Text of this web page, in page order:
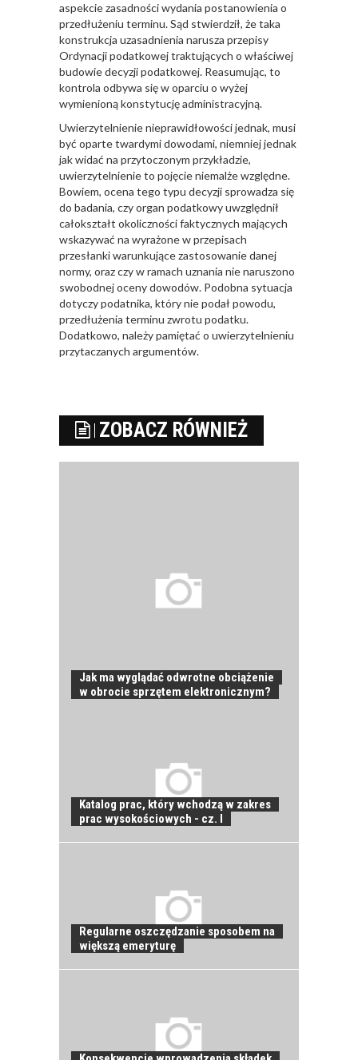
aspekcie zasadności wydania postanowienia o
przedłużeniu terminu. Sąd stwierdził, że taka
konstrukcja uzasadnienia narusza przepisy
Ordynacji podatkowej traktujących o właściwej
budowie decyzji podatkowej. Reasumując, to
kontrola odbywa się w oparciu o wyżej
wymienioną konstytucję administracyjną.
Uwierzytelnienie nieprawidłowości jednak, musi
być oparte twardymi dowodami, niemniej jednak
jak widać na przytoczonym przykładzie,
uwierzytelnienie to pojęcie niemalże względne.
Bowiem, ocena tego typu decyzji sprowadza się
do badania, czy organ podatkowy uwzględnił
całokształt okoliczności faktycznych mających
wskazywać na wyrażone w przepisach
przesłanki warunkujące zastosowanie danej
normy, oraz czy w ramach uznania nie naruszono
swobodnej oceny dowodów. Podobna sytuacja
dotyczy podatnika, który nie podał powodu,
przedłużenia terminu zwrotu podatku.
Dodatkowo, należy pamiętać o uwierzytelnieniu
przytaczanych argumentów.
ZOBACZ RÓWNIEŻ
Jak ma wyglądać odwrotne obciążenie
w obrocie sprzętem elektronicznym?
Katalog prac, który wchodzą w zakres
prac wysokościowych - cz. I
Regularne oszczędzanie sposobem na
większą emeryturę
JAK POWINNO
CZĘŚĆ PIERWSZA!
JAK POWINNO
WYGLĄDAĆ
CZĘŚĆ DRUGA!